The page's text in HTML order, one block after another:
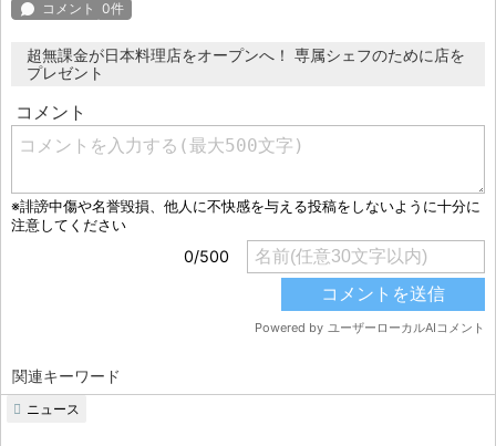
超無課金が日本料理店をオープンへ！ 専属シェフのために店を
プレゼント
関連キーワード
ニュース